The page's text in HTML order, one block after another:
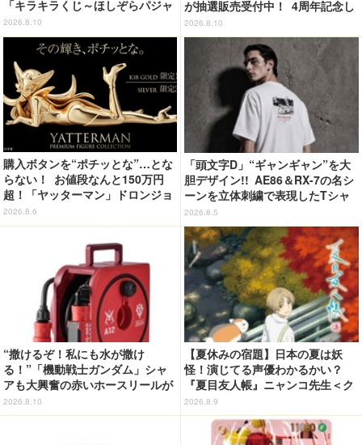
「キラキラくじ～ほしぞらパジャ
マパーティ～」が発売！
2026.8.10
が抽選販売受付中！ 4周年記念し
たボックスを手に入れよう
2026.8.10
購入ボタンを“ポチッとな”…とな
らない！ お値段なんと150万円
超！「ヤッターマン」ドロンジョ
様が黄金の輝きをまといミニフィ
ギュア化 ヤッターワン&おだてブ
2026.8.6
「頭文字D」“ギャンギャン”を大
胆デザイン!! AE86＆RX-7の名シ
ーンを立体刺繍で表現したTシャ
ツ登場
2026.8.5
“撒けるぞ！私にも水が撒け
る！”「機動戦士ガンダム」シャ
アも大興奮の赤いホースリールが
登場！ 機能性良し、デザイン良
しのアイテム
2026.8.10
【夏休みの宿題】日本の夏は妖
怪！演じてる声優わかるかい？
『夏目友人帳』ニャンコ先生＜ク
イズ 第2回＞
2026.8.9